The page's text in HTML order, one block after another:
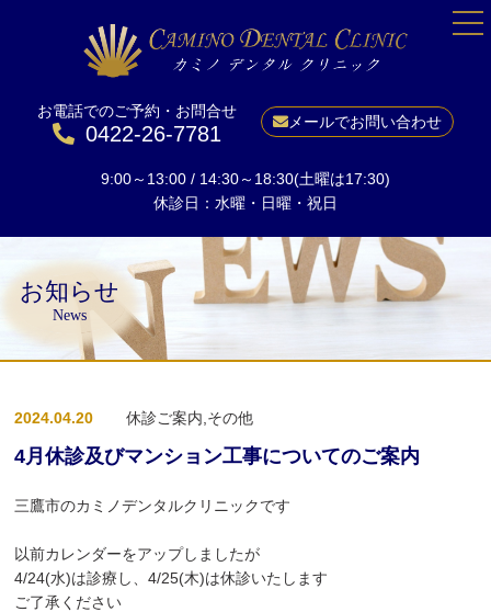
お電話でのご予約・お問合せ
0422-26-7781 メールでお問い合わせ
9:00～13:00 / 14:30～18:30(土曜は17:30)
休診日：水曜・日曜・祝日
お知らせ
News
HOME
当院について
一般歯科
予防
小児矯正
ホワイトニング
インプラント
お知らせ
2024.04.20 休診ご案内,その他
4月休診及びマンション工事についてのご案内
三鷹市のカミノデンタルクリニックです
以前カレンダーをアップしましたが
4/24(水)は診療し、4/25(木)は休診いたします
ご了承ください